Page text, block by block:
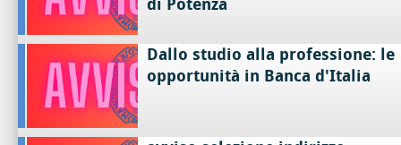
di Potenza
Dallo studio alla professione: le
opportunità in Banca d'Italia